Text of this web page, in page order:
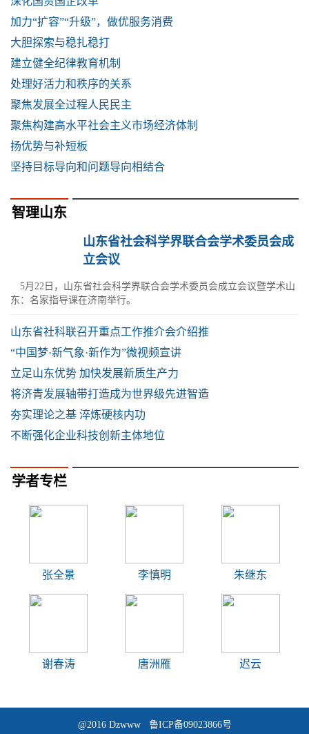
加力“扩容”“升级”，做优服务消费
大胆探索与稳扎稳打
建立健全纪律教育机制
处理好活力和秩序的关系
聚焦发展全过程人民民主
聚焦构建高水平社会主义市场经济体制
扬优势与补短板
坚持目标导向和问题导向相结合
智理山东
山东省社会科学界联合会学术委员会成
立会议
5月22日，山东省社会科学界联合会学术委员会成立会议暨学术山
东：名家指导课在济南举行。
山东省社科联召开重点工作推介会介绍推
“中国梦·新气象·新作为”微视频宣讲
立足山东优势 加快发展新质生产力
将济青发展轴带打造成为世界级先进智造
夯实理论之基 淬炼硬核内功
不断强化企业科技创新主体地位
学者专栏
张全景 李慎明 朱继东
谢春涛 唐洲雁 迟云
@2016 Dzwww 鲁ICP备09023866号